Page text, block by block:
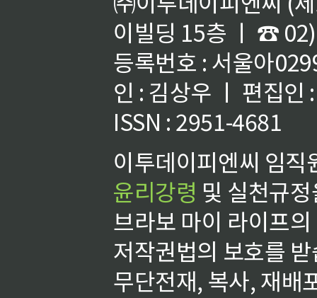
이빌딩 15층 ㅣ ☎
등록번호 : 서울아
인 : 김상우 ㅣ 편집인
ISSN : 2951-4681
이투데이피엔씨 임
윤리강령 및 실천규
브라보 마이 라이프
저작권법의 보호를
무단전재, 복사, 재배